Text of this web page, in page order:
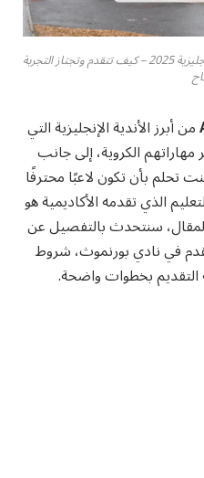
اختبار كرة القدم في أكاديمية بورنموث الإنجليزية 2025 – كيف تتقدم وتجتاز التجربة
من أبرز الأندية الإنجليزية التي
الكروية، إلى جانب
تحلم بأن تكون لاعبًا محترفًا
الذي تقدمه الأكاديمية هو
المقال، سنتحدث بالتفصيل عن
في نادي بورنموث، شروط
التقديم بخطوات واضحة.